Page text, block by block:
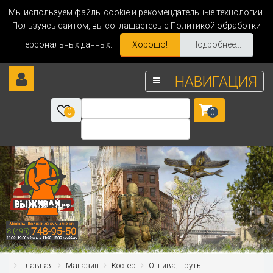
Мы используем файлы cookie и рекомендательные технологии.
Пользуясь сайтом, вы соглашаетесь с Политикой обработки
персональных данных.
Хорошо! Подробнее...
НАВИГАЦИЯ
0 0
Главная Магазин Костер Огнива, труты